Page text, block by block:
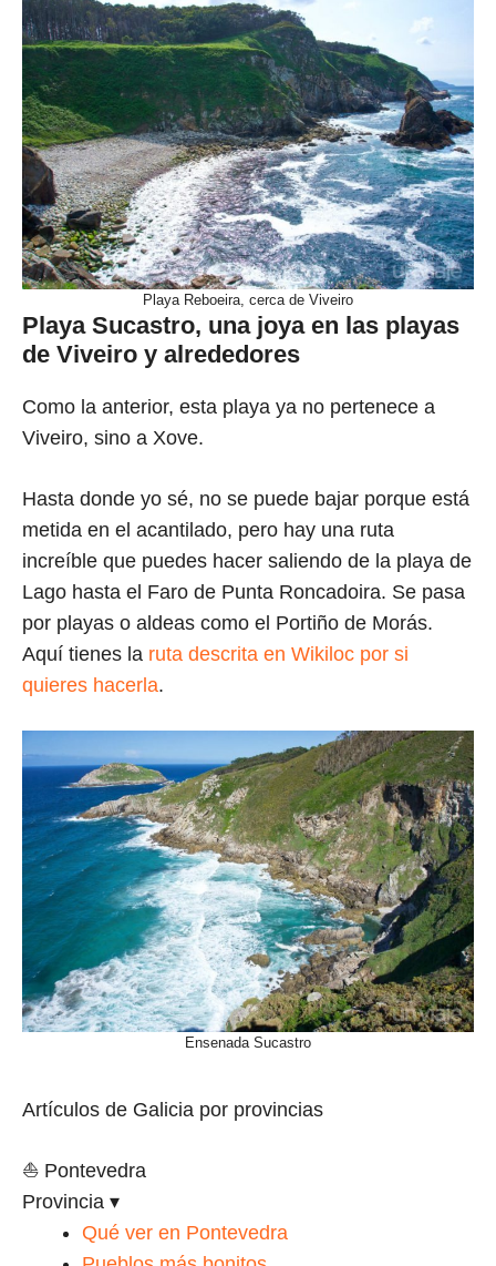
Playa Reboeira, cerca de Viveiro
Playa Sucastro, una joya en las playas
de Viveiro y alrededores
Como la anterior, esta playa ya no pertenece a
Viveiro, sino a Xove.
Hasta donde yo sé, no se puede bajar porque está
metida en el acantilado, pero hay una ruta
increíble que puedes hacer saliendo de la playa de
Lago hasta el Faro de Punta Roncadoira. Se pasa
por playas o aldeas como el Portiño de Morás.
Aquí tienes la ruta descrita en Wikiloc por si
quieres hacerla.
Ensenada Sucastro
Artículos de Galicia por provincias
⛵ Pontevedra
Provincia ▾
Qué ver en Pontevedra